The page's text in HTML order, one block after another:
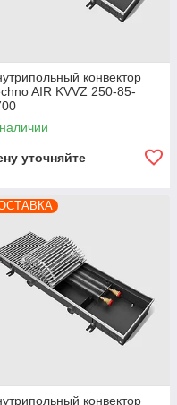
конвектор
AIR KVVZ 250-85-
уточняйте
конвектор